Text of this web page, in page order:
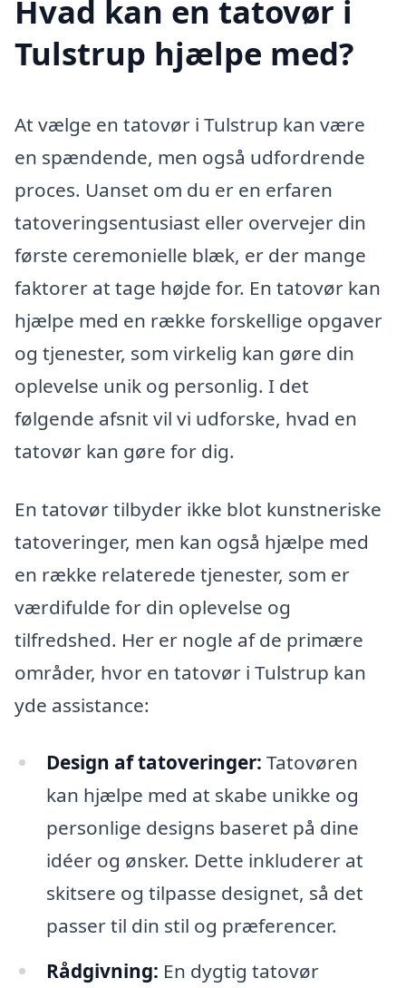
Hvad kan en tatovør i
Tulstrup hjælpe med?
At vælge en tatovør i Tulstrup kan være
en spændende, men også udfordrende
proces. Uanset om du er en erfaren
tatoveringsentusiast eller overvejer din
første ceremonielle blæk, er der mange
faktorer at tage højde for. En tatovør kan
hjælpe med en række forskellige opgaver
og tjenester, som virkelig kan gøre din
oplevelse unik og personlig. I det
følgende afsnit vil vi udforske, hvad en
tatovør kan gøre for dig.
En tatovør tilbyder ikke blot kunstneriske
tatoveringer, men kan også hjælpe med
en række relaterede tjenester, som er
værdifulde for din oplevelse og
tilfredshed. Her er nogle af de primære
områder, hvor en tatovør i Tulstrup kan
yde assistance:
Design af tatoveringer: Tatovøren
kan hjælpe med at skabe unikke og
personlige designs baseret på dine
idéer og ønsker. Dette inkluderer at
skitsere og tilpasse designet, så det
passer til din stil og præferencer.
Rådgivning: En dygtig tatovør